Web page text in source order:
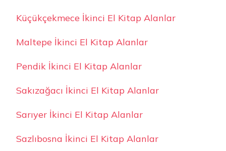
Küçükçekmece İkinci El Kitap Alanlar
Maltepe İkinci El Kitap Alanlar
Pendik İkinci El Kitap Alanlar
Sakızağacı İkinci El Kitap Alanlar
Sarıyer İkinci El Kitap Alanlar
Sazlıbosna İkinci El Kitap Alanlar